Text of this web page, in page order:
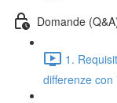
Domande
1.
differenze